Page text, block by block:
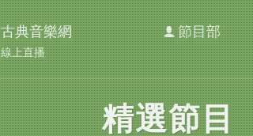
古典音樂網 節目部
線上直播